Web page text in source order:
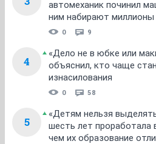
автомеханик починил
ним набирают
0 9
4
«Дело не в юбке или
объяснил, кто чаще
изнасилования
0 58
5
«Детям нельзя
шесть лет проработала
чем их образование